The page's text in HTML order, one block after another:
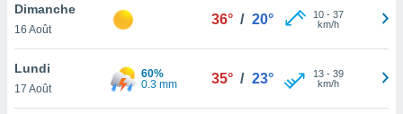
en
Dimanche
16 Août
36° / 20° 10- 37
km/h
Lundi
17 Août
60%
0.3 mm
35° / 23° 13- 39
km/h